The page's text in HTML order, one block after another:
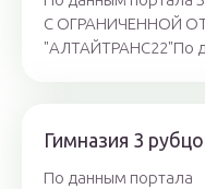
С ОГРАНИЧЕННОЙ
"АЛТАЙТРАНС22"По
Гимназия 3
По данным портала